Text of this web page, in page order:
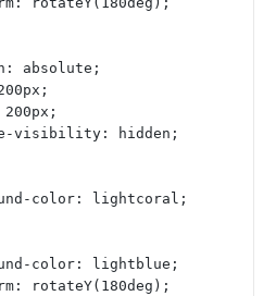
absolute;
200px;
200px;
backface-visibility: hidden;
background-color: lightcoral;
background-color: lightblue;
transform: rotateY(180deg);